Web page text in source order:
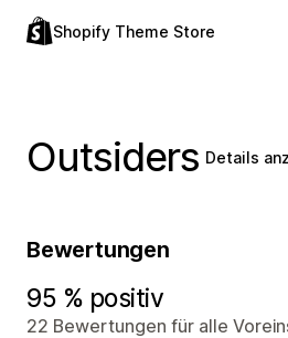
Shopify Theme Store
Outsiders Details
Bewertungen
95 % positiv
22 Bewertungen für alle